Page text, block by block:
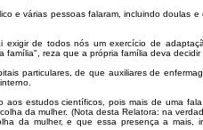
e várias pessoas falaram, incluindo doulas
exigir de todos nós um exercício de
família", reza que a própria família deva
particulares, de que auxiliares de
aos estudos científicos, pois mais de uma
da mulher. (Nota desta Relatora: na
da mulher, e que essa presença a